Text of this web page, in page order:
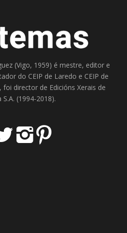
(Vigo, 1959) é mestre, editor e
do CEIP de Laredo e CEIP de
foi director de Edicións Xerais de
S.A. (1994-2018).